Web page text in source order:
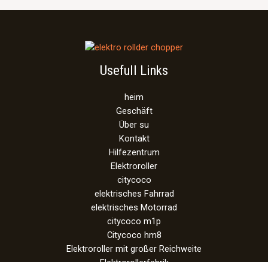
Usefull Links
heim
Geschäft
Über su
Kontakt
Hilfezentrum
Elektroroller
citycoco
elektrisches Fahrrad
elektrisches Motorrad
citycoco m1p
Citycoco hm8
Elektroroller mit großer Reichweite